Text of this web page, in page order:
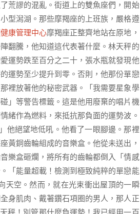
荒謬的混亂。街道上的雙魚座們，開始
型潟湖。那些摩羯座的上班族，嚴格遵
康管理中心摩羯座正整齊地站在原地，
翻騰，他知道這代表著什麼。林天秤的
運勢跌至百分之二十，張水瓶就發現他
運勢至少提升到零。否則，他那份單戀
裡放著他的秘密武器。「我需要星象學
」等警告標籤。這是他用廢棄的唱片機
緒作為燃料，來抵抗那負面的運勢波。
他絕望地低吼。他看了一眼腳邊。那裡
黃銅齒輪組成的音樂盒。他從未送出，
樂盒砸爛，將所有的齒輪都倒入「情感
「能量超載！檢測到極致純粹的單戀能
天空。然而，就在光束衝出屋頂的一瞬
身肌肉、戴著鑽石項圈的男人，那人正